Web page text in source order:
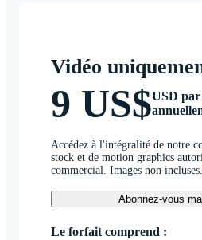
Vidéo
9 US$USD
Accédez à l'intégralité de notre
stock et de motion graphics
commercial. Images non incluses.
Abonnez-vous
Le forfait comprend :